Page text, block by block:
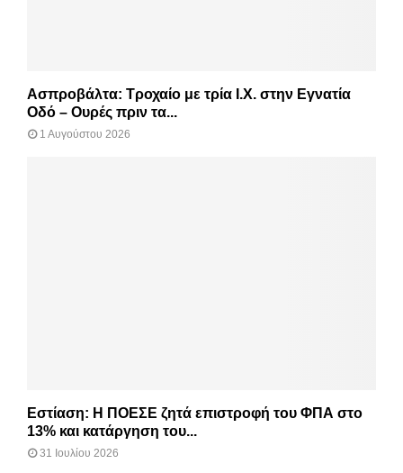
Ασπροβάλτα: Τροχαίο με τρία Ι.Χ. στην Εγνατία
Οδό – Ουρές πριν τα...
1 Αυγούστου 2026
Εστίαση: Η ΠΟΕΣΕ ζητά επιστροφή του ΦΠΑ στο
13% και κατάργηση του...
31 Ιουλίου 2026